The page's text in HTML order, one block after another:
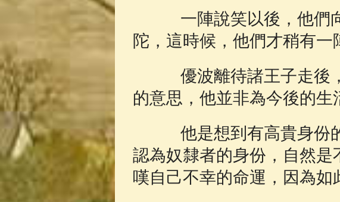
一陣說笑以後，他們向
陀，這時候，他們才稍有一
優波離待諸王子走後，
的意思，他並非為今後的生
他是想到有高貴身份的
認為奴隸者的身份，自然
嘆自己不幸的命運，因為如